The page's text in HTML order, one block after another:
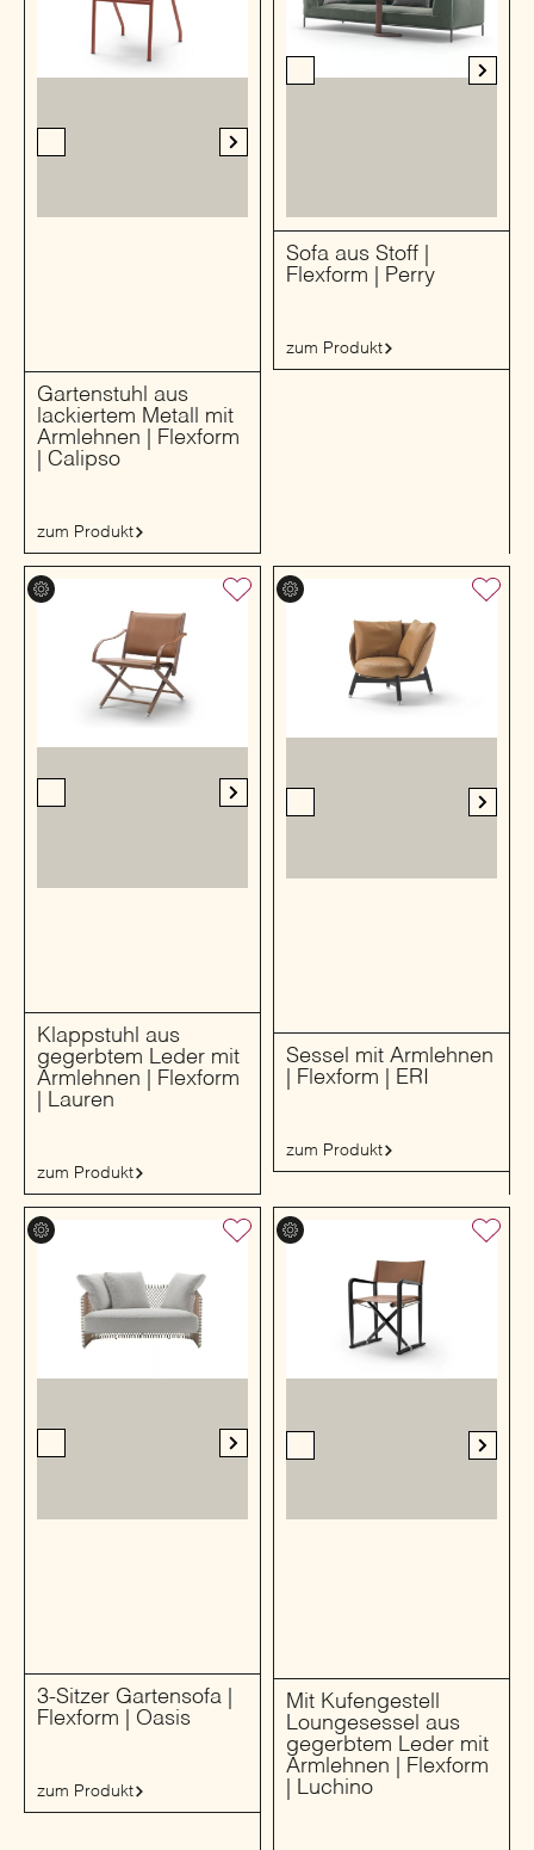
Gartenstuhl aus
lackiertem Metall mit
Armlehnen | Flexform
| Calipso
zum Produkt
Sofa aus Stoff |
Flexform | Perry
zum Produkt
Klappstuhl aus
gegerbtem Leder mit
Armlehnen | Flexform
| Lauren
zum Produkt
Sessel mit Armlehnen
| Flexform | ERI
zum Produkt
3-Sitzer Gartensofa |
Flexform | Oasis
zum Produkt
Mit Kufengestell
Loungesessel aus
gegerbtem Leder mit
Armlehnen | Flexform
| Luchino